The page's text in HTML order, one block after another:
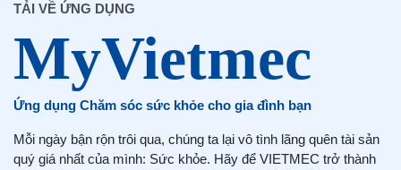
TẢI VỀ ỨNG DỤNG
Ứng dụng Chăm sóc sức khỏe cho gia đình bạn
Mỗi ngày bận rộn trôi qua, chúng ta lại vô tình lãng quên tài sản
quý giá nhất của mình: Sức khỏe. Hãy để VIETMEC trở thành